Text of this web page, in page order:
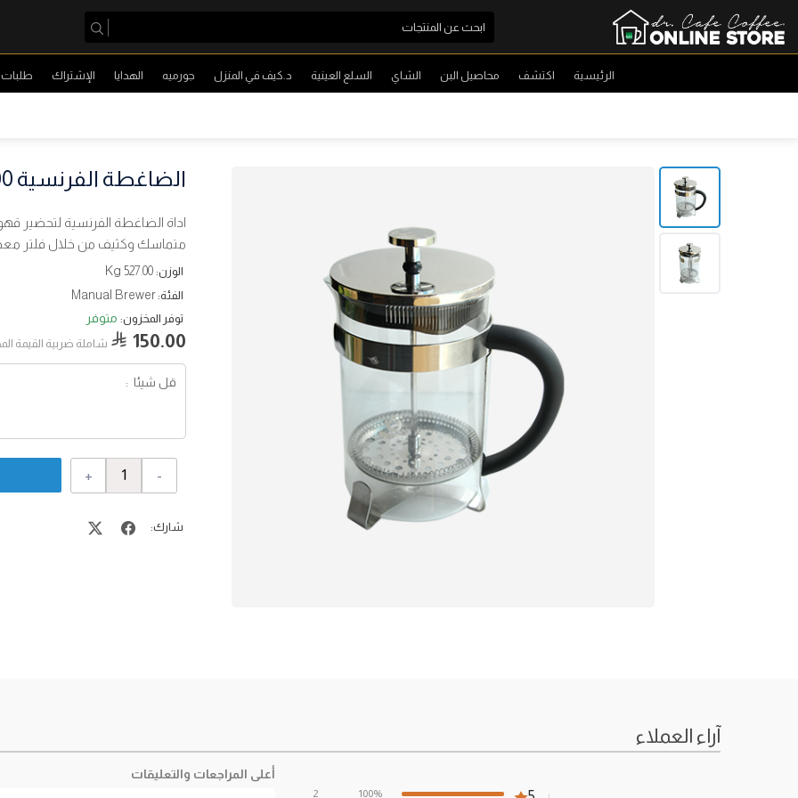
الرئيسية اكتشف محاصيل البن الشاي السلع العينية د.كيف في المنزل جورميه الهدايا الإشتراك طلبات
الضاغطة الفرنسية 800 مل
اداة الضاغطة الفرنسية لتحضير
متماسك وكثيف من خلال فلتر
الوزن: 527.00 Kg
الفئة:Manual Brewer
توفر المخزون: متوفر
150.00 شاملة ضربية القيمة
-
+
شارك:
آراء العملاء
100%
2
أعلى المراجعات والتعليقات